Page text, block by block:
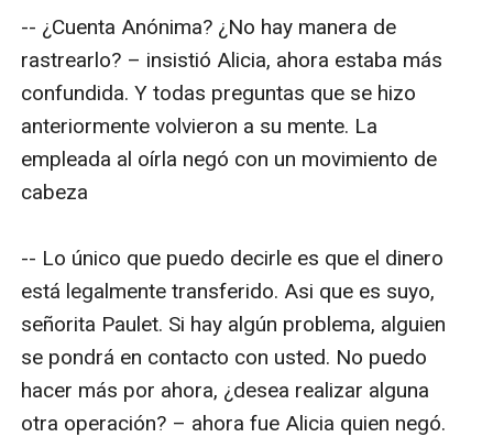
-- ¿Cuenta Anónima? ¿No hay manera de
rastrearlo? – insistió Alicia, ahora estaba más
confundida. Y todas preguntas que se hizo
anteriormente volvieron a su mente. La
empleada al oírla negó con un movimiento de
cabeza
-- Lo único que puedo decirle es que el dinero
está legalmente transferido. Asi que es suyo,
señorita Paulet. Si hay algún problema, alguien
se pondrá en contacto con usted. No puedo
hacer más por ahora, ¿desea realizar alguna
otra operación? – ahora fue Alicia quien negó.